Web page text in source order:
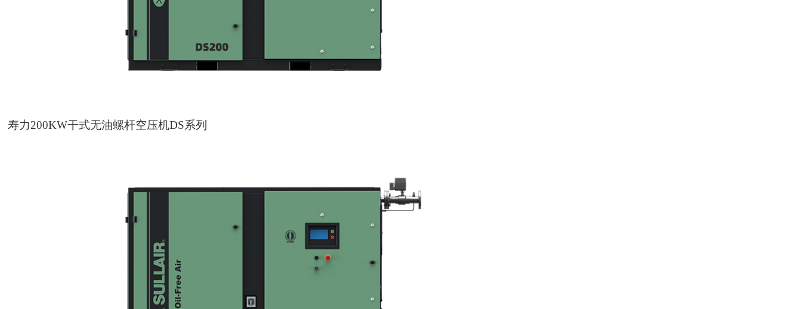
寿力200KW干式无油螺杆空压机DS系列